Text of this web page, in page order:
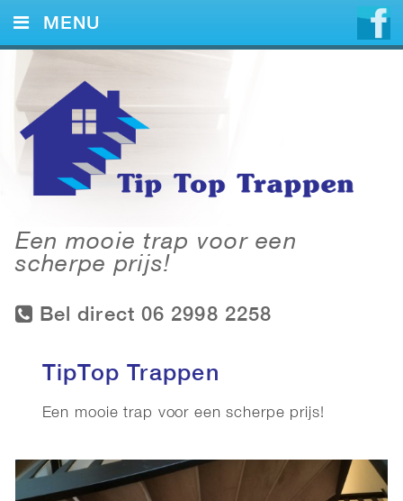
Een mooie trap voor een
scherpe prijs!
Bel direct 06 2998 2258
MENU
HOME
DIENSTEN
VOORBEELDEN
CONTACT
TipTop Trappen
Een mooie trap voor een scherpe prijs!